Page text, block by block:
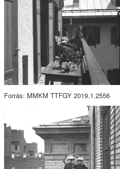
Forrás: MMKM TTFGY 2019.1.2556